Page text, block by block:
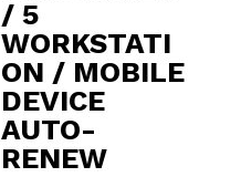
/ 5
WORKSTATI
ON / MOBILE
DEVICE
AUTO-
RENEW